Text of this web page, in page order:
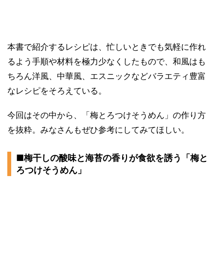
本書で紹介するレシピは、忙しいときでも気軽に作れ
るよう手順や材料を極力少なくしたもので、和風はも
ちろん洋風、中華風、エスニックなどバラエティ豊富
なレシピをそろえている。
今回はその中から、「梅とろつけそうめん」の作り方
を抜粋。みなさんもぜひ参考にしてみてほしい。
■梅干しの酸味と海苔の香りが食欲を誘う「梅と
ろつけそうめん」